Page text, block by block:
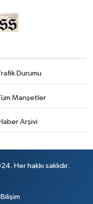
Durumu
Manşetler
Arşivi
Her hakkı saklıdır.
Bilişim